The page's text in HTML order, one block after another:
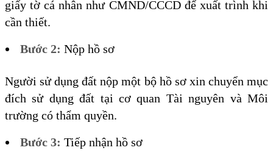
giấy tờ cá nhân như CMND/CCCD để xuất trình khi
cần thiết.
Bước 2: Nộp hồ sơ
Người sử dụng đất nộp một bộ hồ sơ xin chuyển mục
đích sử dụng đất tại cơ quan Tài nguyên và Môi
trường có thẩm quyền.
Bước 3: Tiếp nhận hồ sơ